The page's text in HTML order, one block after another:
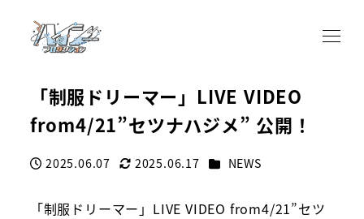
「制服ドリーマー」LIVE VIDEO
from4/21”セツナハジメ” 公開！
投稿日
2025.06.07
更新日
2025.06.17 カテゴリー
NEWS
「制服ドリーマー」LIVE VIDEO from4/21”セツ